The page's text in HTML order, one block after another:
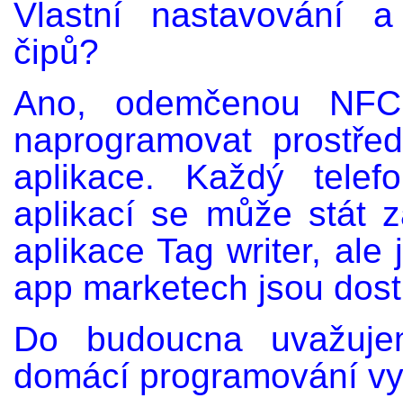
Vlastní nastavování a
čipů?
Ano, odemčenou
naprogramovat
aplikace. Každý
aplikací se může stát
aplikace Tag writer,
app marketech jsou
Do budoucna
domácí programování